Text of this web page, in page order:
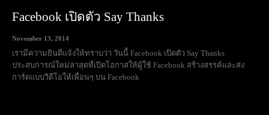
Facebook เปิดตัว Say Thanks
November 13, 2014
เรามีความยินดีแจ้งให้ทราบว่า วันนี้ Facebook เปิดตัว Say Thanks
ประสบการณ์ใหม่ล่าสุดที่เปิดโอกาสให้ผู้ใช้ Facebook สร้างสรรค์และส่ง
การ์ดแบบวิดีโอให้เพื่อนๆ บน Facebook